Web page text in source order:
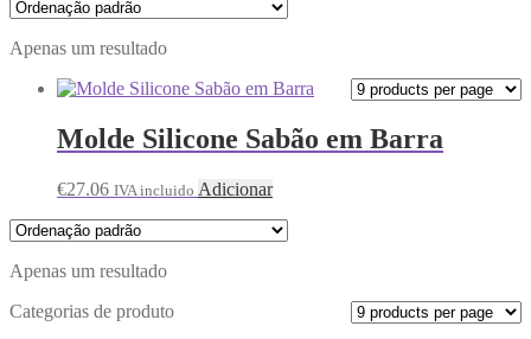
Apenas um resultado
Molde Silicone Sabão em Barra
€27.06 IVA incluido Adicionar
Apenas um resultado
Categorias de produto